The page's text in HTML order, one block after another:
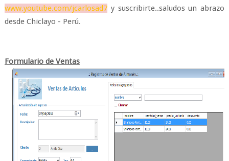
www.youtube.com/jcarlosad7y suscribirte..saludos un abrazo
desde Chiclayo - Perú.
Formulario de Ventas